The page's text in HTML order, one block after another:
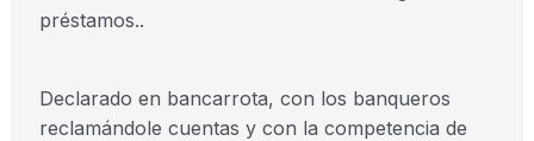
préstamos..
Declarado en bancarrota, con los banqueros
reclamándole cuentas y con la competencia de